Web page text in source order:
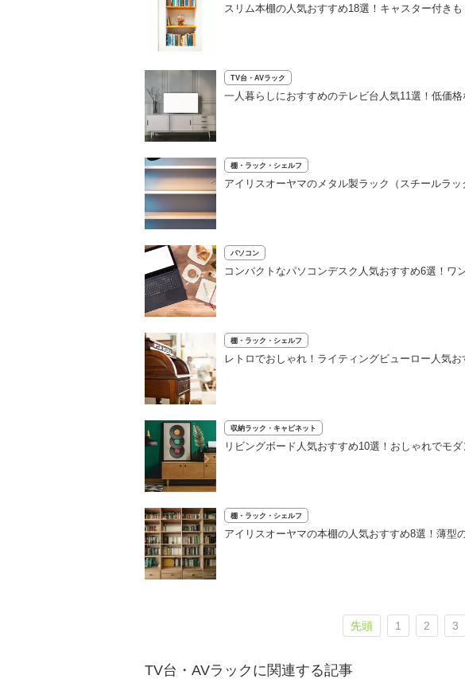
スリム本棚の人気おすすめ18選！キャスター付き
TV台・AVラック
一人暮らしにおすすめのテレビ台人気11選！低価
棚・ラック・シェルフ
アイリスオーヤマのメタル製ラック（スチールラ
パソコン
コンパクトなパソコンデスク人気おすすめ6選！ワ
棚・ラック・シェルフ
レトロでおしゃれ！ライティングビューロー人気
収納ラック・キャビネット
リビングボード人気おすすめ10選！おしゃれでモ
棚・ラック・シェルフ
アイリスオーヤマの本棚の人気おすすめ8選！薄型
先頭 1 2 3
TV台・AVラックに関連する記事